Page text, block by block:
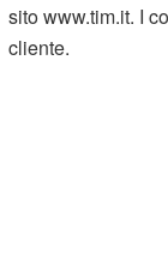
sito www.tim.it. I
cliente.